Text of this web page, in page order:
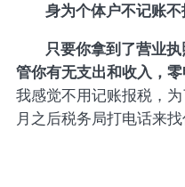
身为个体户不记账不
只要你拿到了营业
管你有无支出和收入，
我感觉不用记账报税，
月之后税务局打电话来